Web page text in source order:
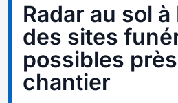
Radar au sol
des sites
possibles près
chantier